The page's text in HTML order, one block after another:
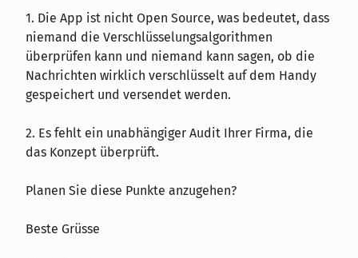
1. Die App ist nicht Open Source, was bedeutet, dass
niemand die Verschlüsselungsalgorithmen
überprüfen kann und niemand kann sagen, ob die
Nachrichten wirklich verschlüsselt auf dem Handy
gespeichert und versendet werden.
2. Es fehlt ein unabhängiger Audit Ihrer Firma, die
das Konzept überprüft.
Planen Sie diese Punkte anzugehen?
Beste Grüsse